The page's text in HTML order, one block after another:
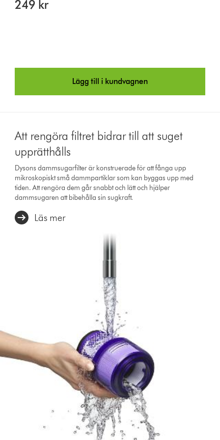
249 kr
Lägg till i kundvagnen
Att rengöra filtret bidrar till att suget
upprätthålls
Dysons dammsugarfilter är konstruerade för att fånga upp
mikroskopiskt små dammpartiklar som kan byggas upp med
tiden. Att rengöra dem går snabbt och lätt och hjälper
dammsugaren att bibehålla sin sugkraft.
Läs mer